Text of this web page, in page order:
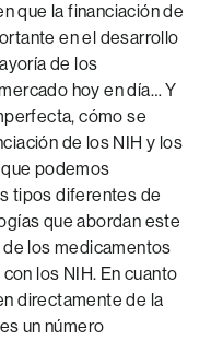
que la financiación de
en el desarrollo
de los
hoy en día… Y
cómo se
de los NIH y los
podemos
tipos diferentes de
que abordan este
los medicamentos
los NIH. En cuanto
directamente de la
un número